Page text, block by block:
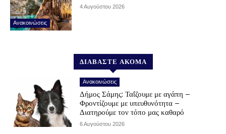
Ανακοινώσεις
4 Αυγούστου 2026
ΔΙΑΒΑΣΤΕ ΑΚΟΜΑ
Ανακοινώσεις
Δήμος Σάμης: Ταΐζουμε με αγάπη –
Φροντίζουμε με υπευθυνότητα –
Διατηρούμε τον τόπο μας καθαρό
6 Αυγούστου 2026